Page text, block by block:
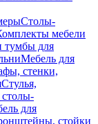
Столы-
мебели
тумбы для
Мебель для
стенки,
Стулья,
для
стойки